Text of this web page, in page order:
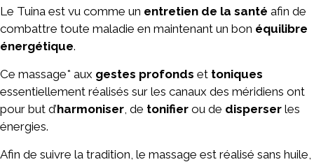
Le Tuina est vu comme un entretien de la santé afin de
combattre toute maladie en maintenant un bon équilibre
énergétique.
Ce massage* aux gestes profonds et toniques
essentiellement réalisés sur les canaux des méridiens ont
pour but d’harmoniser, de tonifier ou de disperser les
énergies.
Afin de suivre la tradition, le massage est réalisé sans huile,